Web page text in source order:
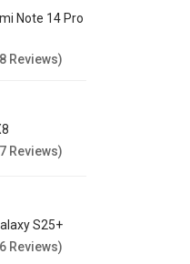
Note 14 Pro
Reviews)
Reviews)
S25+
Reviews)